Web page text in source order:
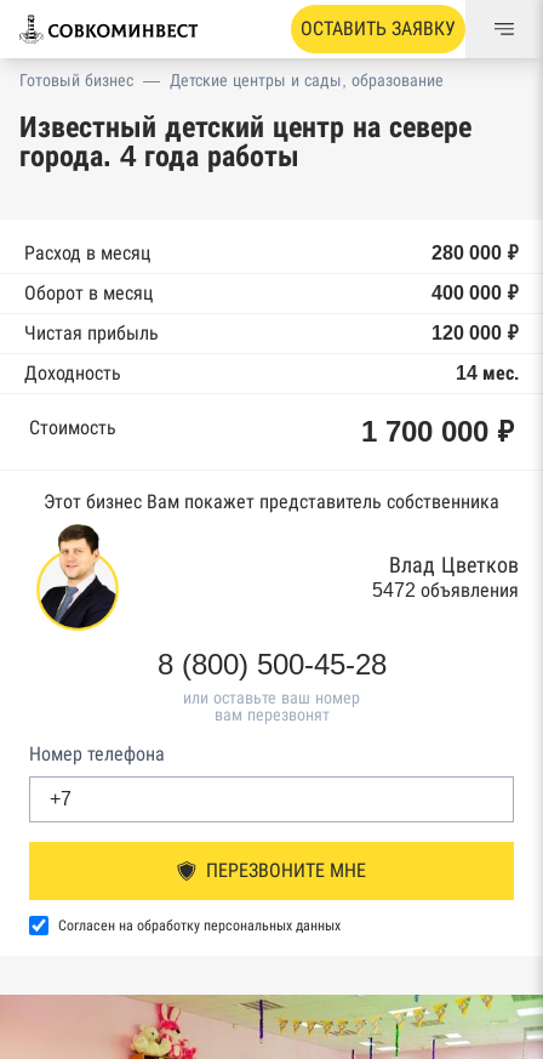
ОСТАВИТЬ ЗАЯВКУ
Готовый бизнес — Детские центры и сады, образование
Известный детский центр на севере
города. 4 года работы
Расход в месяц
280 000 ₽
Оборот в месяц
400 000 ₽
Чистая прибыль
120 000 ₽
Доходность
14 мес.
Стоимость 1 700 000 ₽
Этот бизнес Вам покажет представитель собственника
Влад Цветков
5472 объявления
8 (800) 500-45-28
или оставьте ваш номер
вам перезвонят
Номер телефона
ПЕРЕЗВОНИТЕ МНЕ
Согласен на обработку персональных данных